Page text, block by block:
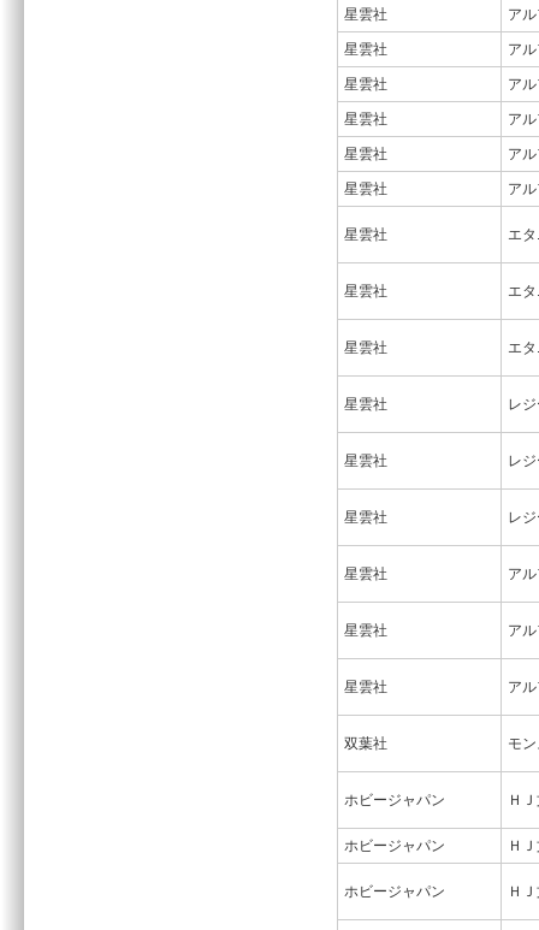
星雲社 ア
星雲社 ア
星雲社 ア
星雲社 ア
星雲社 ア
星雲社 ア
星雲社 エ
星雲社 エ
星雲社 エ
星雲社 レ
星雲社 レ
星雲社 レ
星雲社 ア
星雲社 ア
星雲社 ア
双葉社 モ
ホビージャパン Ｈ
ホビージャパン Ｈ
ホビージャパン Ｈ